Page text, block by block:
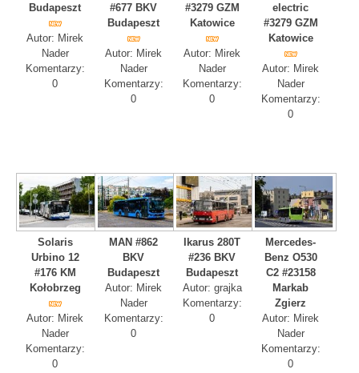
Budapeszt
Autor: Mirek
Nader
Komentarzy:
0
#677 BKV
Budapeszt
Autor: Mirek
Nader
Komentarzy:
0
#3279 GZM
Katowice
Autor: Mirek
Nader
Komentarzy:
0
electric
#3279 GZM
Katowice
Autor: Mirek
Nader
Komentarzy:
0
Solaris
Urbino 12
#176 KM
Kołobrzeg
Autor: Mirek
Nader
Komentarzy:
0
MAN #862
BKV
Budapeszt
Autor: Mirek
Nader
Komentarzy:
0
Ikarus 280T
#236 BKV
Budapeszt
Autor: grajka
Komentarzy:
0
Mercedes-
Benz O530
C2 #23158
Markab
Zgierz
Autor: Mirek
Nader
Komentarzy:
0